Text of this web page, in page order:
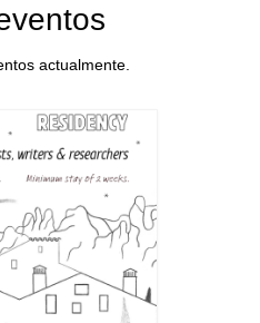
actualmente.